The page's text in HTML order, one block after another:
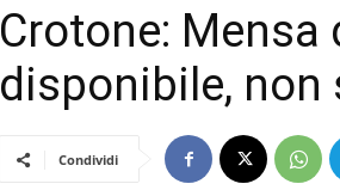
Crotone: Mensa
disponibile, non
Condividi